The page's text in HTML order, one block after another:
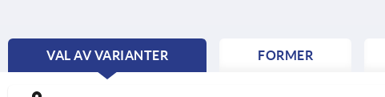
VAL AV VARIANTER
CURRENT
FORMER